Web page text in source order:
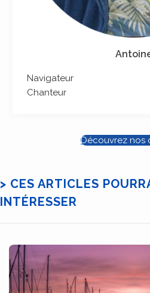
Navigateur
Chanteur
Découvrez nos
> CES ARTICLES
INTÉRESSER